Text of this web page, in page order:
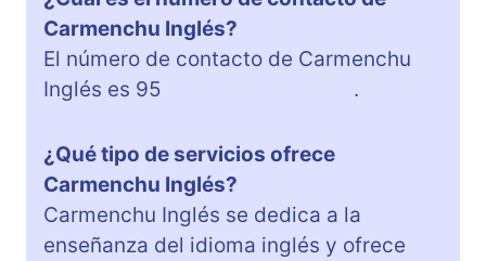
Carmenchu Inglés?
El número de contacto de Carmenchu
Inglés es 95
.
¿Qué tipo de servicios ofrece
Carmenchu Inglés?
Carmenchu Inglés se dedica a la
enseñanza del idioma inglés y ofrece